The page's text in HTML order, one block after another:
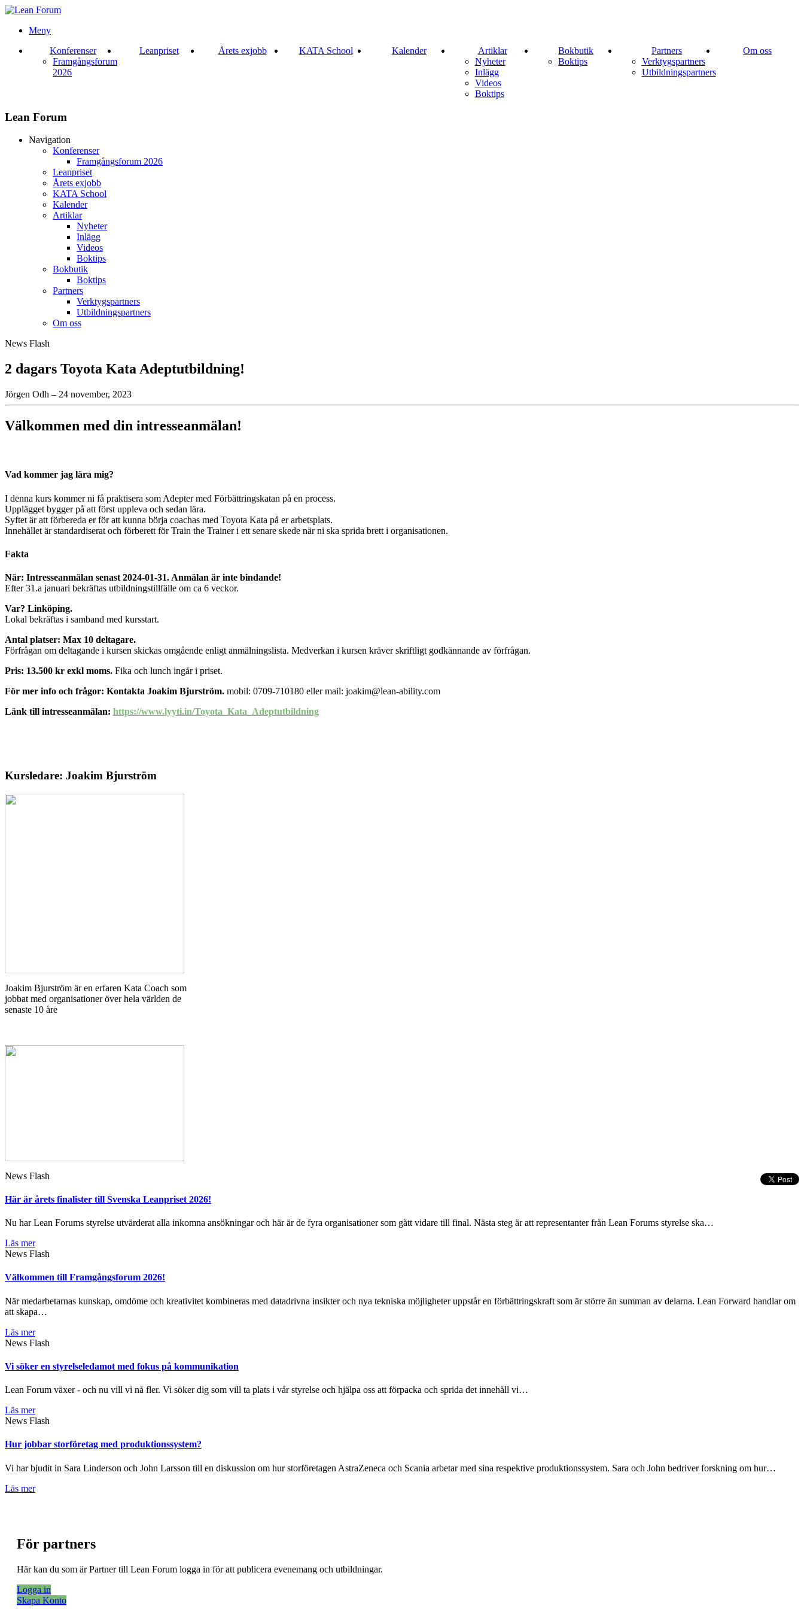
Meny
Konferenser
Framgångsforum
2026
Leanpriset Årets exjobb KATA School Kalender
Artiklar
Nyheter
Inlägg
Videos
Boktips
Bokbutik
Boktips
Partners
Verktygspartners
Utbildningspartners
Om oss
Lean Forum
Navigation
Konferenser
Framgångsforum 2026
Leanpriset
Årets exjobb
KATA School
Kalender
Artiklar
Nyheter
Inlägg
Videos
Boktips
Bokbutik
Boktips
Partners
Verktygspartners
Utbildningspartners
Om oss
News Flash
2 dagars Toyota Kata Adeptutbildning!
Jörgen Odh – 24 november, 2023
Välkommen med din intresseanmälan!
Vad kommer jag lära mig?
I denna kurs kommer ni få praktisera som Adepter med Förbättringskatan på en process.
Upplägget bygger på att först uppleva och sedan lära.
Syftet är att förbereda er för att kunna börja coachas med Toyota Kata på er arbetsplats.
Innehållet är standardiserat och förberett för Train the Trainer i ett senare skede när ni ska sprida brett i organisationen.
Fakta
När: Intresseanmälan senast 2024-01-31. Anmälan är inte bindande!
Efter 31.a januari bekräftas utbildningstillfälle om ca 6 veckor.
Var? Linköping.
Lokal bekräftas i samband med kursstart.
Antal platser: Max 10 deltagare.
Förfrågan om deltagande i kursen skickas omgående enligt anmälningslista. Medverkan i kursen kräver skriftligt godkännande av förfrågan.
Pris: 13.500 kr exkl moms. Fika och lunch ingår i priset.
För mer info och frågor: Kontakta Joakim Bjurström. mobil: 0709-710180 eller mail: joakim@lean-ability.com
Länk till intresseanmälan: https://www.lyyti.in/Toyota_Kata_Adeptutbildning
Kursledare: Joakim Bjurström
Joakim Bjurström är en erfaren Kata Coach som
jobbat med organisationer över hela världen de
senaste 10 åre
News Flash
Här är årets finalister till Svenska Leanpriset 2026!
Nu har Lean Forums styrelse utvärderat alla inkomna ansökningar och här är de fyra organisationer som gått vidare till final. Nästa steg är att representanter från Lean Forums styrelse ska…
Läs mer
News Flash
Välkommen till Framgångsforum 2026!
När medarbetarnas kunskap, omdöme och kreativitet kombineras med datadrivna insikter och nya tekniska möjligheter uppstår en förbättringskraft som är större än summan av delarna. Lean Forward handlar om
att skapa…
Läs mer
News Flash
Vi söker en styrelseledamot med fokus på kommunikation
Lean Forum växer - och nu vill vi nå fler. Vi söker dig som vill ta plats i vår styrelse och hjälpa oss att förpacka och sprida det innehåll vi…
Läs mer
News Flash
Hur jobbar storföretag med produktionssystem?
Vi har bjudit in Sara Linderson och John Larsson till en diskussion om hur storföretagen AstraZeneca och Scania arbetar med sina respektive produktionssystem. Sara och John bedriver forskning om hur…
Läs mer
För partners
Här kan du som är Partner till Lean Forum logga in för att publicera evenemang och utbildningar.
Logga in
Skapa Konto